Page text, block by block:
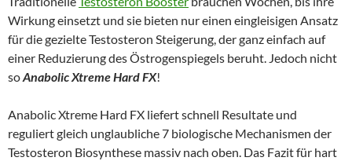
Wirkung einsetzt und sie bieten nur einen eingleisigen Ansatz
für die gezielte Testosteron Steigerung, der ganz einfach auf
einer Reduzierung des Östrogenspiegels beruht. Jedoch nicht
soAnabolic Xtreme Hard FX!
Anabolic Xtreme Hard FX liefert schnell Resultate und
reguliert gleich unglaubliche 7 biologische Mechanismen der
Testosteron Biosynthese massiv nach oben. Das Fazit für hart